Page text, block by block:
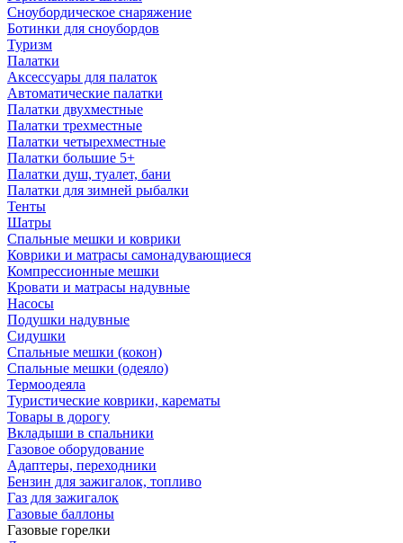
Сноубордическое снаряжение
Ботинки для сноубордов
Туризм
Палатки
Аксессуары для палаток
Автоматические палатки
Палатки двухместные
Палатки трехместные
Палатки четырехместные
Палатки большие 5+
Палатки душ, туалет, бани
Палатки для зимней рыбалки
Тенты
Шатры
Спальные мешки и коврики
Коврики и матрасы самонадувающиеся
Компрессионные мешки
Кровати и матрасы надувные
Насосы
Подушки надувные
Сидушки
Спальные мешки (кокон)
Спальные мешки (одеяло)
Термоодеяла
Туристические коврики, карематы
Товары в дорогу
Вкладыши в спальники
Газовое оборудование
Адаптеры, переходники
Бензин для зажигалок, топливо
Газ для зажигалок
Газовые баллоны
Газовые горелки